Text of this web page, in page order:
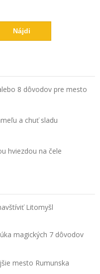
8 dôvodov pre mesto
a chuť sladu
hviezdou na čele
Litomyšl
magických 7 dôvodov
mesto Rumunska